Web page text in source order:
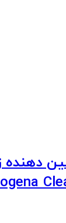
دهنده